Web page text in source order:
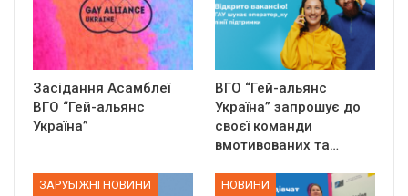
Засідання Асамблеї
ВГО “Гей-альянс
Україна”
ВГО “Гей-альянс
Україна” запрошує до
своєї команди
вмотивованих та…
ЗАРУБІЖНІ НОВИНИ НОВИНИ